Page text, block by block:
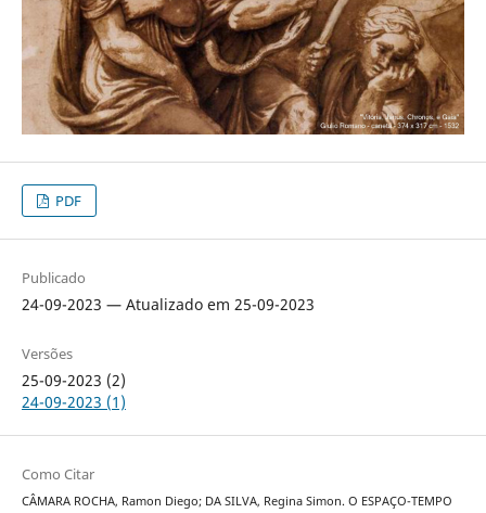
PDF
Publicado
24-09-2023 — Atualizado em 25-09-2023
Versões
25-09-2023 (2)
24-09-2023 (1)
Como Citar
CÂMARA ROCHA, Ramon Diego; DA SILVA, Regina Simon. O ESPAÇO-TEMPO